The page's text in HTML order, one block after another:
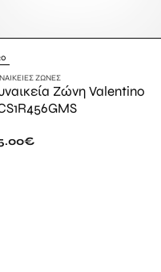
ΖΏΝΕΣ
Ζώνη Valentino
€